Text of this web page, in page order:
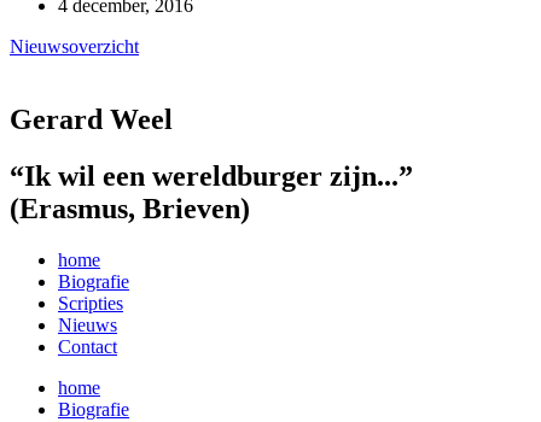
4 december, 2016
Nieuwsoverzicht
Gerard Weel
“Ik wil een wereldburger zijn...”
(Erasmus, Brieven)
home
Biografie
Scripties
Nieuws
Contact
home
Biografie